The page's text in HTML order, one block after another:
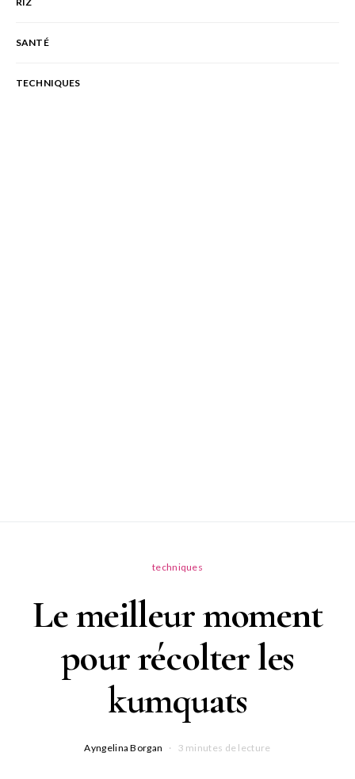
SANTÉ
TECHNIQUES
techniques
Le meilleur moment
pour récolter les
kumquats
Ayngelina Borgan 3 minutes de lecture